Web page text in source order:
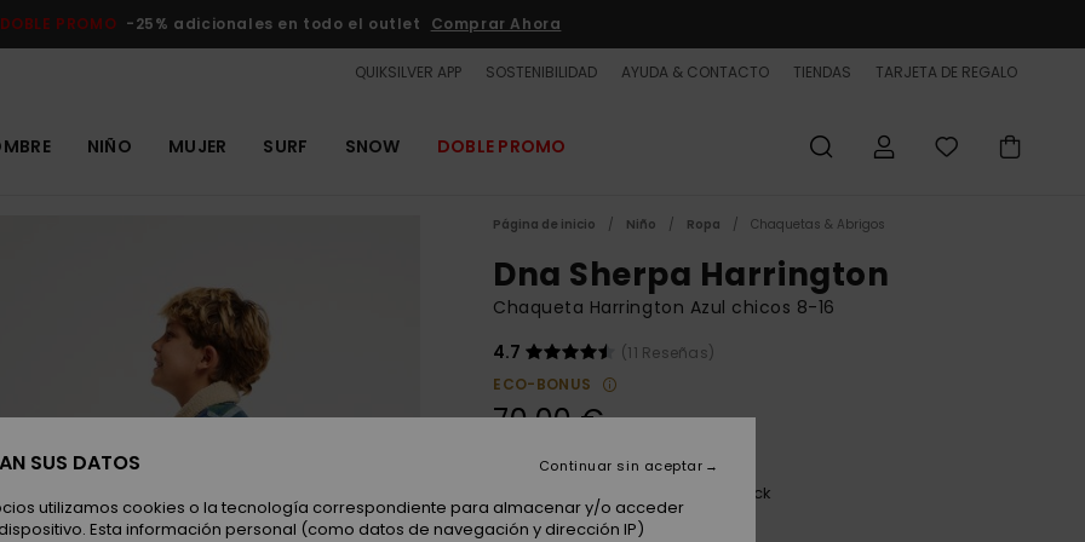
DOBLE PROMO -25% adicionales en todo el outlet Comprar Ahora
QUIKSILVER APP SOSTENIBILIDAD AYUDA & CONTACTO TIENDAS TARJETA DE REGALO
NIÑO MUJER SURF SNOW DOBLE PROMO
Página de inicio Niño Ropa Chaquetas & Abrigos
Dna Sherpa Harrington
Chaqueta Harrington Azul chicos 8-16
4.7
(11 Reseñas)
ECO-BONUS
70,00 €
Dark Denim Harrington Check
SUS DATOS
utilizamos cookies o la tecnología correspondiente para almacenar y/o acceder
Esta información personal (como datos de navegación y dirección IP)
Continuar sin aceptar